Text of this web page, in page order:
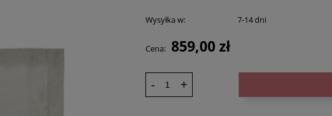
Wysyłka w: 7-14 dni
Cena: 859,00 zł
- +